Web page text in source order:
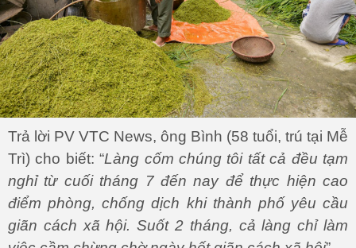
Trả lời PV VTC News, ông Bình (58 tuổi, trú tại Mễ
Trì) cho biết: “Làng cốm chúng tôi tất cả đều tạm
nghỉ từ cuối tháng 7 đến nay để thực hiện cao
điểm phòng, chống dịch khi thành phố yêu cầu
giãn cách xã hội. Suốt 2 tháng, cả làng chỉ làm